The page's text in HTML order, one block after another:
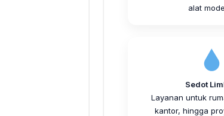
alat
Sedot
Layanan untuk
kantor, hingga